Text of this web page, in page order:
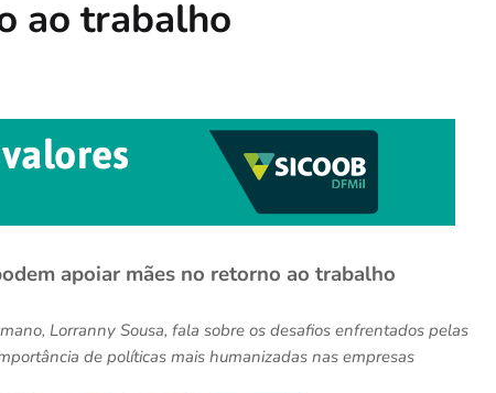
ao trabalho
apoiar mães no retorno ao trabalho
Lorranny Sousa, fala sobre os desafios enfrentados pelas
de políticas mais humanizadas nas empresas